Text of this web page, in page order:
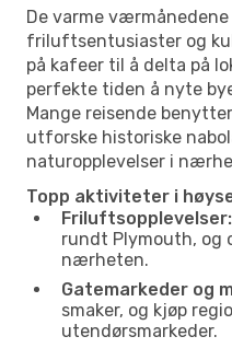
De varme
friluftsentusiaster og
på kafeer til å delta på
perfekte tiden å nyte
Mange reisende
utforske historiske
naturopplevelser i
Topp aktiviteter i
Friluftsopplevelser:
rundt Plymouth, og
nærheten.
Gatemarkeder og
smaker, og kjøp
utendørsmarkeder.